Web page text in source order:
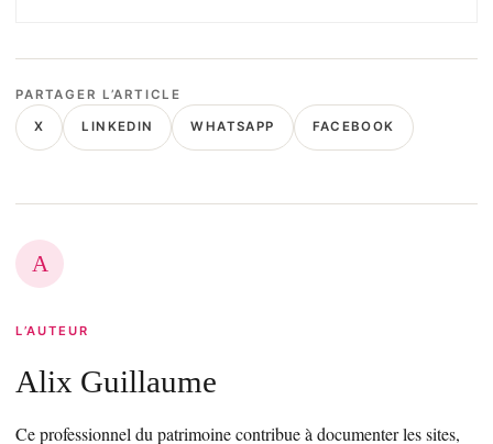
PARTAGER L’ARTICLE
X LINKEDIN WHATSAPP FACEBOOK
A
L’AUTEUR
Alix Guillaume
Ce professionnel du patrimoine contribue à documenter les sites,